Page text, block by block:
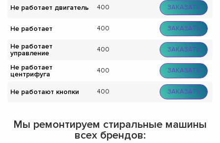
Не работает двигатель 400 ЗАКАЗАТЬ
Не работает 400 ЗАКАЗАТЬ
Не работает
управление
400 ЗАКАЗАТЬ
Не работает
центрифуга
400 ЗАКАЗАТЬ
Не работают кнопки 400 ЗАКАЗАТЬ
Мы ремонтируем стиральные машины
всех брендов: